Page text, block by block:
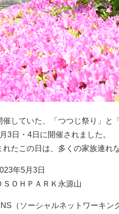
催していた、「つつじ祭り」と
3日・4日に開催されました。
れたこの日は、多くの家族連れ
年5月3日
ＳＯＨＰＡＲＫ永源山
（ソーシャルネットワーキン